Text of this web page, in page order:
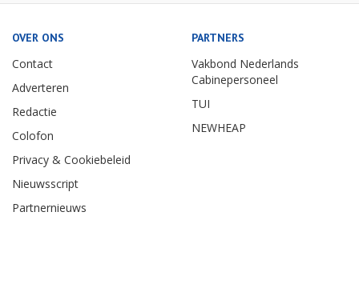
OVER ONS
Contact
Adverteren
Redactie
Colofon
Privacy & Cookiebeleid
Nieuwsscript
Partnernieuws
PARTNERS
Vakbond Nederlands
Cabinepersoneel
TUI
NEWHEAP